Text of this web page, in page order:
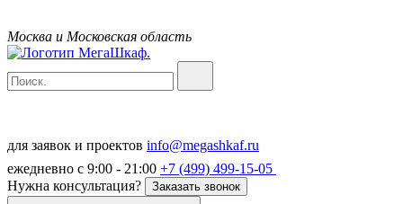
Москва и Московская область
для заявок и проектов info@megashkaf.ru
ежедневно с 9:00 - 21:00 +7 (499) 499-15-05
Нужна консультация?
Заказать звонок